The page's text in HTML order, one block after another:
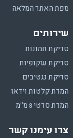
מפת האתר המלאה
שירותים
סריקת תמונות
סריקת שקופיות
סריקת נגטיבים
המרת קלטות וידאו
המרת סרטי 8 מ"מ
צרו עימנו קשר